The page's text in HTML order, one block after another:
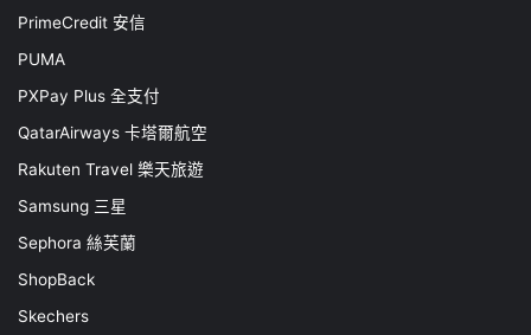
PrimeCredit 安信
PUMA
PXPay Plus 全支付
QatarAirways 卡塔爾航空
Rakuten Travel 樂天旅遊
Samsung 三星
Sephora 絲芙蘭
ShopBack
Skechers